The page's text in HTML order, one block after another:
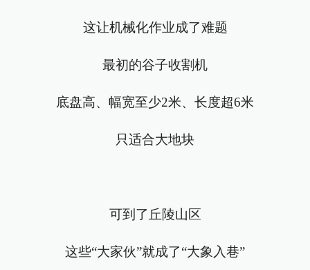
这让机械化作业成了难题
最初的谷子收割机
底盘高、幅宽至少2米、长度超6米
只适合大地块
可到了丘陵山区
这些“大家伙”就成了“大象入巷”